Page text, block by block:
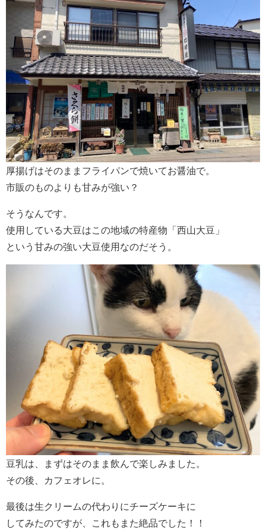
厚揚げはそのままフライパンで焼いてお醤油で。
市販のものよりも甘みが強い？
そうなんです。
使用している大豆はこの地域の特産物「西山大豆」
という甘みの強い大豆使用なのだそう。
豆乳は、まずはそのまま飲んで楽しみました。
その後、カフェオレに。
最後は生クリームの代わりにチーズケーキに
してみたのですが、これもまた絶品でした！！